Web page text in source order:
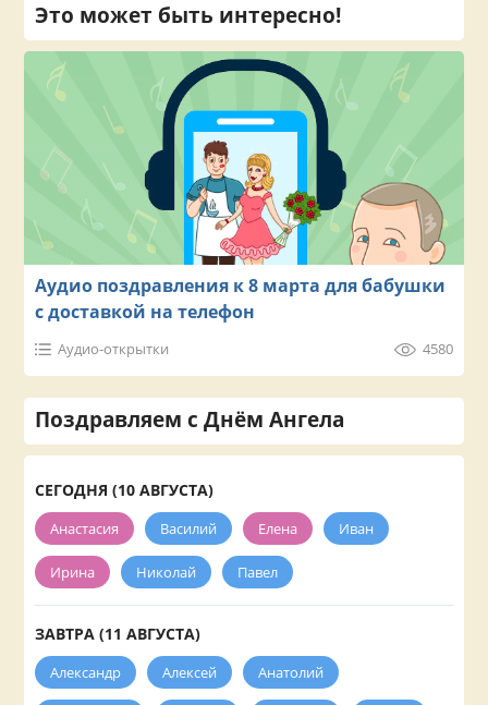
Это может быть интересно!
Аудио поздравления к 8 марта для бабушки
с доставкой на телефон
Аудио-открытки 4580
Поздравляем с Днём Ангела
СЕГОДНЯ (10 АВГУСТА)
Анастасия Василий Елена Иван
Ирина Николай Павел
ЗАВТРА (11 АВГУСТА)
Александр Алексей Анатолий